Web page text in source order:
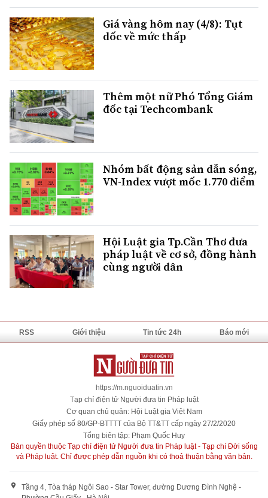
Giá vàng hôm nay (4/8): Tụt
dốc về mức thấp
Thêm một nữ Phó Tổng Giám
đốc tại Techcombank
Nhóm bất động sản dẫn sóng,
VN-Index vượt mốc 1.770 điểm
Hội Luật gia Tp.Cần Thơ đưa
pháp luật về cơ sở, đồng hành
cùng người dân
RSS Giới thiệu Tin tức 24h Báo mới
https://m.nguoiduatin.vn
Tạp chí điện tử Người đưa tin Pháp luật
Cơ quan chủ quản: Hội Luật gia Việt Nam
Giấy phép số 80/GP-BTTTT của Bộ TT&TT cấp ngày 27/2/2020
Tổng biên tập: Phạm Quốc Huy
Bản quyền thuộc Tạp chí điện tử Người đưa tin Pháp luật - Tạp chí Đời sống
và Pháp luật. Chỉ được phép dẫn nguồn khi có thoả thuận bằng văn bản.
Tầng 4, Tòa tháp Ngôi Sao - Star Tower, đường Dương Đình Nghệ -